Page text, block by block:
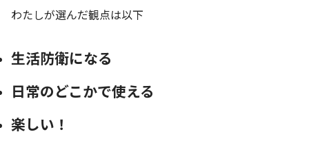
わたしが選んだ観点は以下
生活防衛になる
日常のどこかで使える
楽しい！